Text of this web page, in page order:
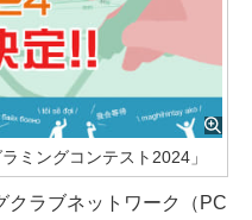
ミングコンテスト2024」
ラブネットワーク（PC